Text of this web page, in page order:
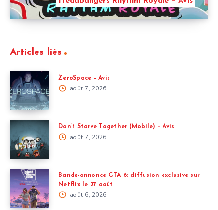
Articles liés
ZeroSpace – Avis
août 7, 2026
Don’t Starve Together (Mobile) – Avis
août 7, 2026
Bande-annonce GTA 6: diffusion exclusive sur
Netflix le 27 août
août 6, 2026